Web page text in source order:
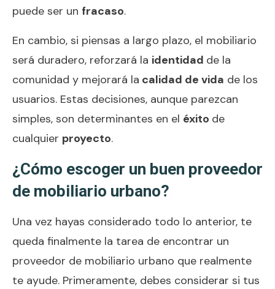
puede ser un fracaso.
En cambio, si piensas a largo plazo, el mobiliario
será duradero, reforzará la identidad de la
comunidad y mejorará la calidad de vida de los
usuarios. Estas decisiones, aunque parezcan
simples, son determinantes en el éxito de
cualquier proyecto.
¿Cómo escoger un buen proveedor
de mobiliario urbano?
Una vez hayas considerado todo lo anterior, te
queda finalmente la tarea de encontrar un
proveedor de mobiliario urbano que realmente
te ayude. Primeramente, debes considerar si tus